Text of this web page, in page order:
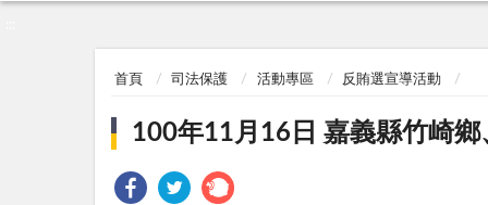
首頁 司法保護 活動專區 反賄選宣導活動
100年11月16日 嘉義縣竹崎